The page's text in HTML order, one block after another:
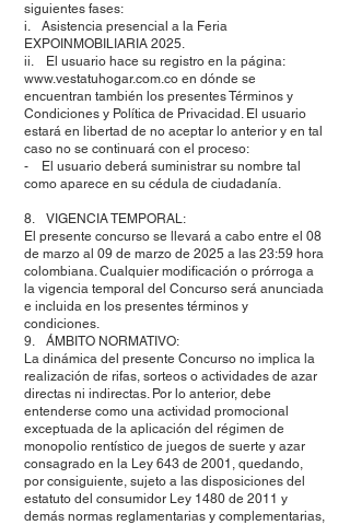
siguientes fases:
i. Asistencia presencial a la Feria
EXPOINMOBILIARIA 2025.
ii. El usuario hace su registro en la página:
www.vestatuhogar.com.co en dónde se
encuentran también los presentes Términos y
Condiciones y Política de Privacidad. El usuario
estará en libertad de no aceptar lo anterior y en tal
caso no se continuará con el proceso:
- El usuario deberá suministrar su nombre tal
como aparece en su cédula de ciudadanía.
8. VIGENCIA TEMPORAL:
El presente concurso se llevará a cabo entre el 08
de marzo al 09 de marzo de 2025 a las 23:59 hora
colombiana. Cualquier modificación o prórroga a
la vigencia temporal del Concurso será anunciada
e incluida en los presentes términos y
condiciones.
9. ÁMBITO NORMATIVO:
La dinámica del presente Concurso no implica la
realización de rifas, sorteos o actividades de azar
directas ni indirectas. Por lo anterior, debe
entenderse como una actividad promocional
exceptuada de la aplicación del régimen de
monopolio rentístico de juegos de suerte y azar
consagrado en la Ley 643 de 2001, quedando,
por consiguiente, sujeto a las disposiciones del
estatuto del consumidor Ley 1480 de 2011 y
demás normas reglamentarias y complementarias,